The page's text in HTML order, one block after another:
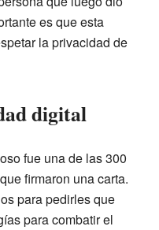
es que esta
la privacidad de
digital
fue una de las 300
firmaron una carta.
para pedirles que
para combatir el